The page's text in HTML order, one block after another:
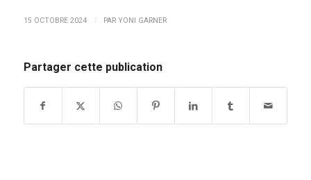
15 OCTOBRE 2024 / PAR YONI GARNER
Partager cette publication